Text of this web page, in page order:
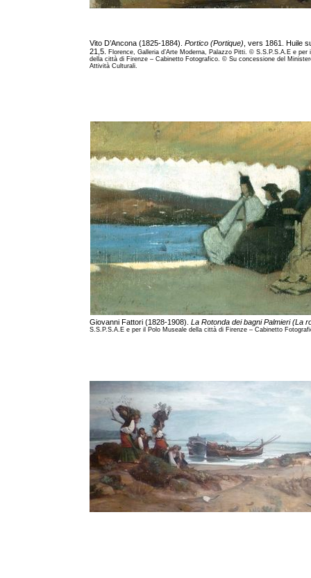
Vito D’Ancona (1825-1884). Portico (Portique) , vers 1861. Huile
21,5.
Florence, Galleria d’Arte Moderna, Palazzo Pitti. © S.S.P.S.A.E e per
della città di Firenze – Cabinetto Fotografico. © Su concessione del
Attività Culturali.
Giovanni Fattori (1828-1908). La Rotonda dei bagni Palmieri (La
S.S.P.S.A.E e per il Polo Museale della città di Firenze – Cabinetto